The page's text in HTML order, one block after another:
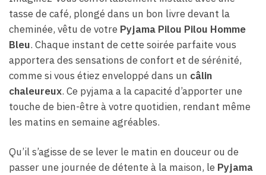
tasse de café, plongé dans un bon livre devant la
cheminée, vêtu de votre Pyjama Pilou Pilou Homme
Bleu. Chaque instant de cette soirée parfaite vous
apportera des sensations de confort et de sérénité,
comme si vous étiez enveloppé dans un câlin
chaleureux. Ce pyjama a la capacité d’apporter une
touche de bien-être à votre quotidien, rendant même
les matins en semaine agréables.
Qu’il s’agisse de se lever le matin en douceur ou de
passer une journée de détente à la maison, le Pyjama